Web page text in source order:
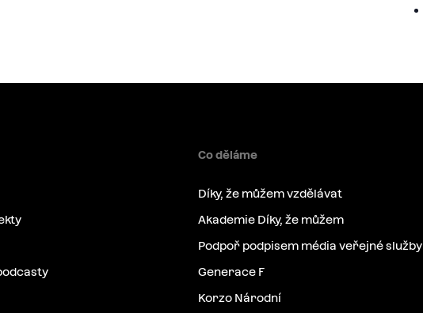
Co děláme
Díky, že můžem vzdělávat
Akademie Díky, že můžem
Podpoř podpisem média veřejné služby
Generace F
Korzo Národní